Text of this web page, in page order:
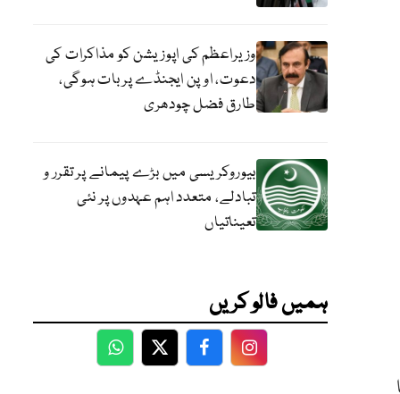
وزیراعظم کی اپوزیشن کو مذاکرات کی
دعوت، اوپن ایجنڈے پر بات ہوگی،
طارق فضل چودھری
بیوروکریسی میں بڑے پیمانے پر تقرر و
تبادلے، متعدد اہم عہدوں پر نئی
تعیناتیاں
ہمیں فالو کریں
WhatsApp
TwitterFacebookFacebook